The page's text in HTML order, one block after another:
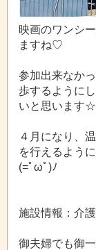
映画のワンシ
ますね♡
参加出来なか
歩するように
いと思いま
４月になり、
を行えるよう
(=ﾟωﾟ)ﾉ
施設情報：介
御夫婦でも御